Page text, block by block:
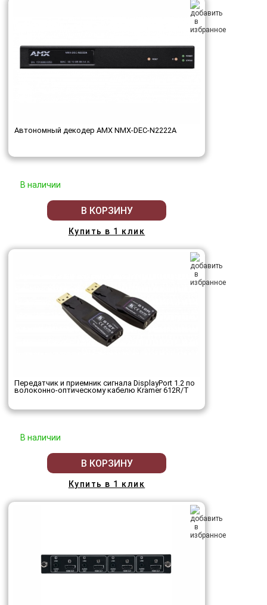
Автономный декодер AMX NMX-DEC-N2222A
В наличии
В КОРЗИНУ
Купить в 1 клик
Передатчик и приемник сигнала DisplayPort 1.2 по
волоконно-оптическому кабелю Kramer 612R/T
В наличии
В КОРЗИНУ
Купить в 1 клик